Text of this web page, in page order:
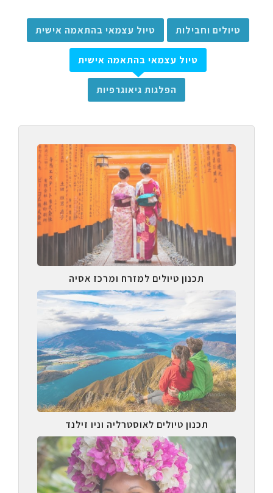
טיולים וחבילות טיול עצמאי בהתאמה אישית
טיול עצמאי בהתאמה אישית
הפלגות גיאוגרפיות
תכנון טיולים למזרח ומרכז אסיה
תכנון טיולים לאוסטרליה וניו זילנד